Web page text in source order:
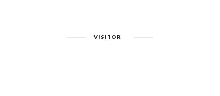
VISITOR